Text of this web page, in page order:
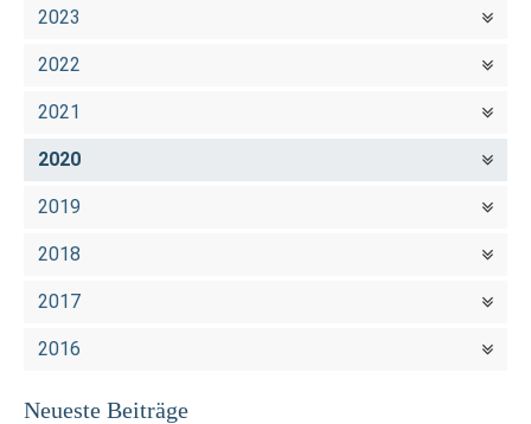
2023
2022
2021
2020
2019
2018
2017
2016
Neueste Beiträge